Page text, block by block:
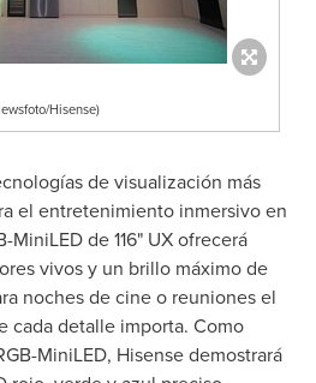
Hisense)
de visualización más
el entretenimiento inmersivo en
MiniLED de 116" UX ofrecerá
vivos y un brillo máximo de
noches de cine o reuniones el
cada detalle importa. Como
MiniLED, Hisense demostrará